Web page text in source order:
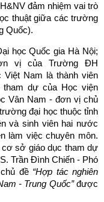
đảm nhiệm vai trò
thuật giữa các trường
Quốc).
học Quốc gia Hà Nội;
vị của Trường ĐH
Việt Nam là thành viên
tham dự của Học viện
Vân Nam - đơn vị chủ
đại học thuộc tỉnh
và sinh viên hai nước
làm việc chuyên môn.
sở giáo dục tham dự
Trần Đình Chiến - Phó
đề “Hợp tác nghiên
- Trung Quốc”được